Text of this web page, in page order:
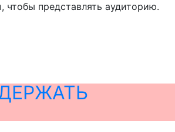
представлять аудиторию.